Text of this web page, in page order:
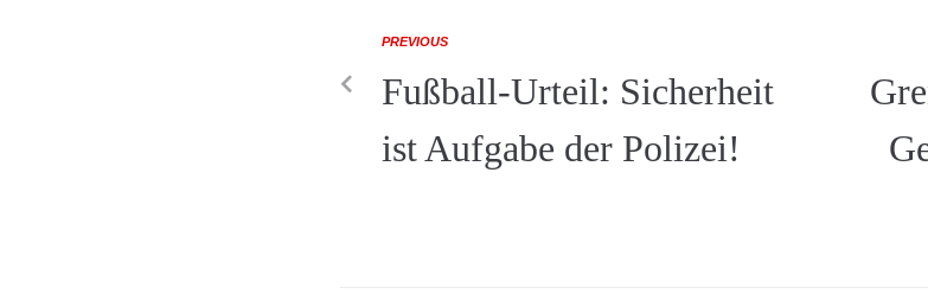
PREVIOUS
Fußball-Urteil: Sicherheit
ist Aufgabe der Polizei!